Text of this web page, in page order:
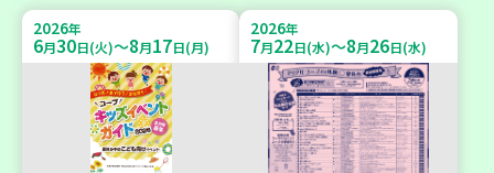
2026年
6月30日(火)～8月17日(月)
2026年
7月22日(水)～8月26日(水)